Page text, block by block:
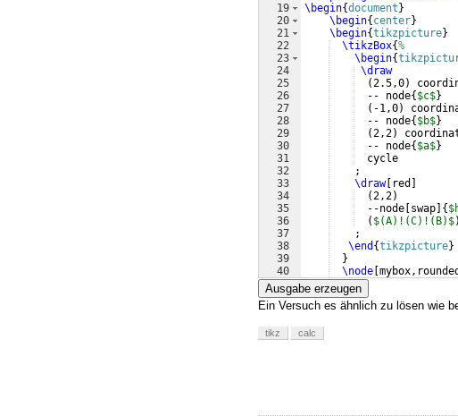
19
20
21
22
23
24
25
26
27
28
29
30
31
32
33
34
35
36
37
38
39
40
41
\begin{document }
\begin{ center}
\begin{tikzpicture}
\tikzBox{%
\begin{
\draw
(2.5,0)
  -- node
{ $c$}
( -1,0)
  -- node
{ $b$}
(2,2)
  -- node
{ $a$}
  cycle
    ;
\draw[ red
(2,2)
  --node
swap {
( $(A)!(C)!(B)$)
    ;
\end {tikzpicture}
}
\node
{
Ausgabe erzeugen
Ein Versuch es ähnlich zu lösen wie
tikz calc